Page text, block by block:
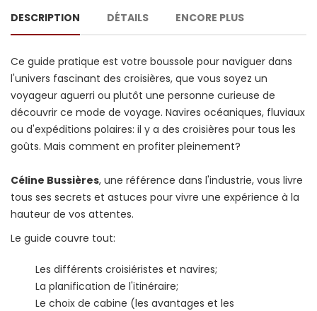
DESCRIPTION DÉTAILS ENCORE PLUS
Ce guide pratique est votre boussole pour naviguer dans
l'univers fascinant des croisières, que vous soyez un
voyageur aguerri ou plutôt une personne curieuse de
découvrir ce mode de voyage. Navires océaniques, fluviaux
ou d'expéditions polaires: il y a des croisières pour tous les
goûts. Mais comment en profiter pleinement?
Céline Bussières, une référence dans l'industrie, vous livre
tous ses secrets et astuces pour vivre une expérience à la
hauteur de vos attentes.
Le guide couvre tout:
Les différents croisiéristes et navires;
La planification de l'itinéraire;
Le choix de cabine (les avantages et les